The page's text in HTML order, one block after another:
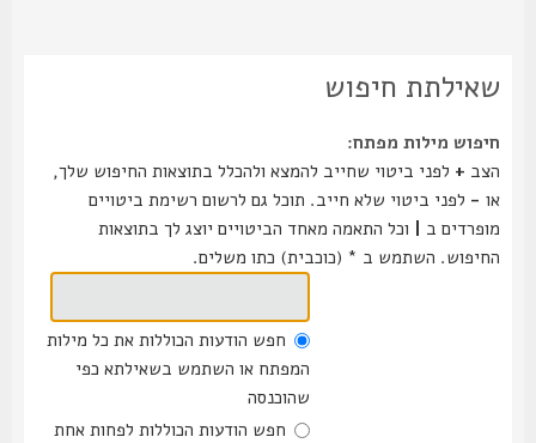
שאילתת חיפוש
חיפוש מילות מפתח:
+לפני ביטוי שחייב להמצא ולהכלל בתוצאות החיפוש שלך,
לפני ביטוי שלא חייב. תוכל גם לרשום רשימת ביטויים
מופרדים ב|וכל התאמה מאחד הביטויים יוצג לך בתוצאות
החיפוש. השתמש ב * (כוכבית) כתו משלים.
חפש הודעות הכוללות את כל מילות
המפתח או השתמש בשאילתא כפי
שהוכנסה
חפש הודעות הכוללות לפחות אחת